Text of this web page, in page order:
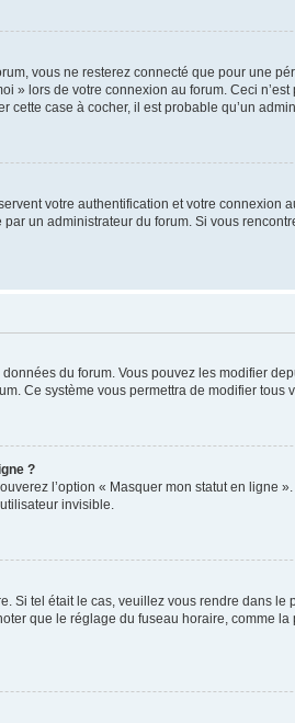
vous ne resterez connecté que pour une
» lors de votre connexion au forum. Ceci
case à cocher, il est probable qu’un
votre authentification et votre connexion
un administrateur du forum. Si vous
du forum. Vous pouvez les modifier
Ce système vous permettra de modifier tous
?
l’option « Masquer mon statut en ligne
invisible.
Si tel était le cas, veuillez vous rendre dans
que le réglage du fuseau horaire, comme